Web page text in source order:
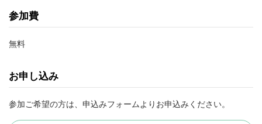
参加費
無料
お申し込み
参加ご希望の方は、申込みフォームよりお申込みください。